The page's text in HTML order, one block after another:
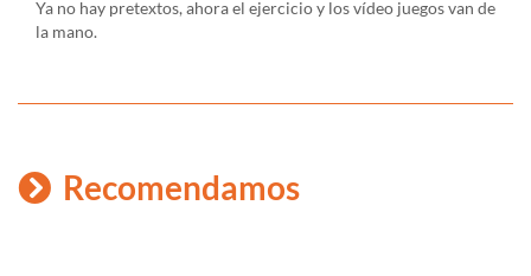
Ya no hay pretextos, ahora el ejercicio y los vídeo juegos van de
la mano.
Recomendamos